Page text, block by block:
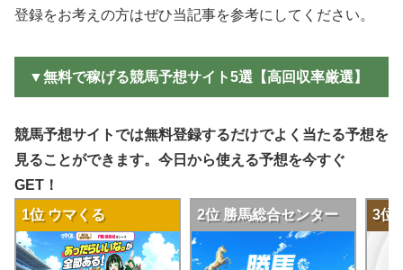
登録をお考えの方はぜひ当記事を参考にしてください。
▼無料で稼げる競馬予想サイト5選【高回収率厳選】
競馬予想サイトでは無料登録するだけでよく当たる予想を
見ることができます。今日から使える予想を今すぐ
GET！
1位 ウマくる
2位 勝馬総合センター 3位